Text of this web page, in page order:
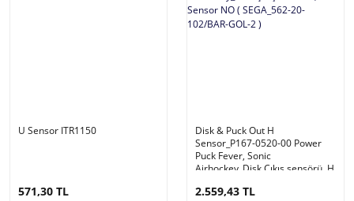
U Sensor ITR1150
571,30 TL
Disk & Puck Out H
Sensor_P167-0520-00 Power
Puck Fever, Sonic
Airhockey_Disk Çıkış sensörü, H
102/BAR-GOL-2 )
2.559,43 TL